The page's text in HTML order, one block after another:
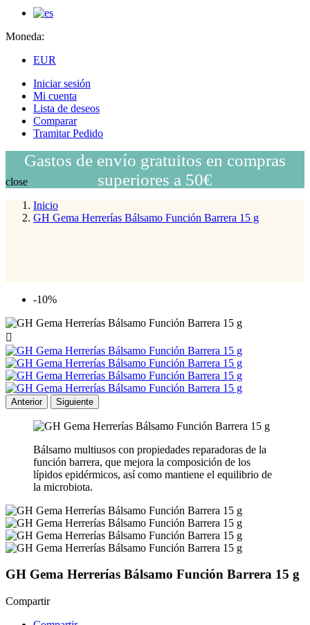
Moneda:
EUR
Iniciar sesión
Mi cuenta
Lista de deseos
Comparar
Tramitar Pedido
Gastos de envío gratuitos en compras
superiores a 50€
close
Inicio
GH Gema Herrerías Bálsamo Función Barrera 15 g
-10%

Anterior Siguiente
Bálsamo multiusos con propiedades reparadoras de la
función barrera, que mejora la composición de los
lípidos epidérmicos, así como mantiene el equilibrio de
la microbiota.
GH Gema Herrerías Bálsamo Función Barrera 15 g
Compartir